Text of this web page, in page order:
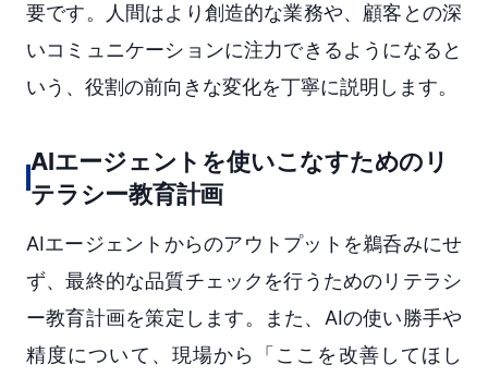
要です。人間はより創造的な業務や、顧客との深
いコミュニケーションに注力できるようになると
いう、役割の前向きな変化を丁寧に説明します。
AIエージェントを使いこなすためのリ
テラシー教育計画
AIエージェントからのアウトプットを鵜呑みにせ
ず、最終的な品質チェックを行うためのリテラシ
ー教育計画を策定します。また、AIの使い勝手や
精度について、現場から「ここを改善してほし